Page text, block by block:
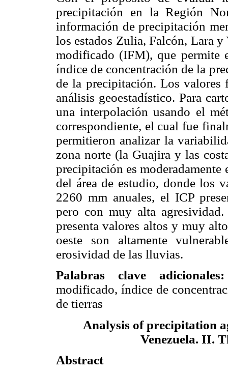
precipitación en la Región
información de precipitación
los estados Zulia, Falcón, Lara y
modificado (IFM), que permite
índice de concentración de la
de la precipitación. Los
análisis geoestadístico. Para
una interpolación usando el
correspondiente, el cual fue
permitieron analizar la
zona norte (la Guajira y las
precipitación es moderadamente
del área de estudio, donde los
2260 mm anuales, el ICP
pero con muy alta
presenta valores altos y muy
oeste son altamente
erosividad de las lluvias.
Palabras clave
modificado, índice de
de tierras
Analysis of precipitation
Venezuela. II.
Abstract